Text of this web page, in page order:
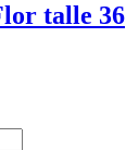
talle 36